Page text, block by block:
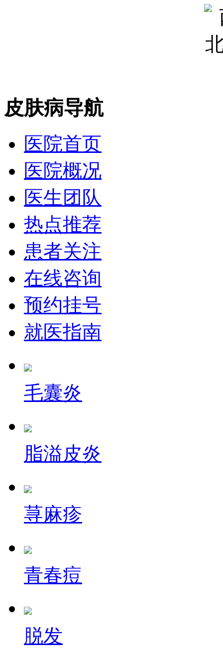
皮肤病导航
医院首页
医院概况
医生团队
热点推荐
患者关注
在线咨询
预约挂号
就医指南
毛囊炎
脂溢皮炎
荨麻疹
青春痘
脱发